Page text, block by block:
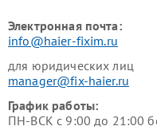
Электронная почта:
info@haier-fixim.ru
для юридических лиц
manager@fix-haier.ru
График работы:
ПН-ВСК с 9:00 до 21:00